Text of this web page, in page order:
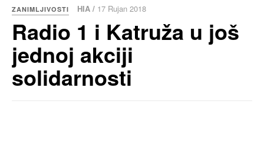
ZANIMLJIVOSTI HIA / 17 Rujan 2018
Radio 1 i Katruža u još
jednoj akciji
solidarnosti